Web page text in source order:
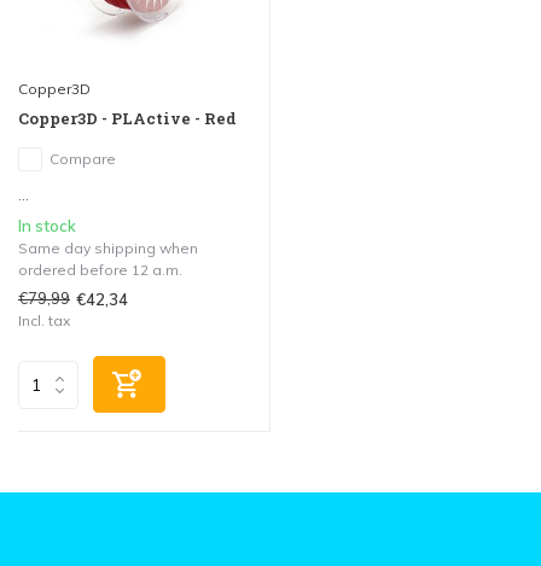
Copper3D
Copper3D - PLActive - Red
Compare
...
In stock
Same day shipping when
ordered before 12 a.m.
€79,99 €42,34
Incl. tax